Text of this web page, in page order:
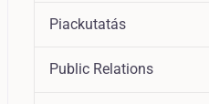
Piackutatás
Public Relations